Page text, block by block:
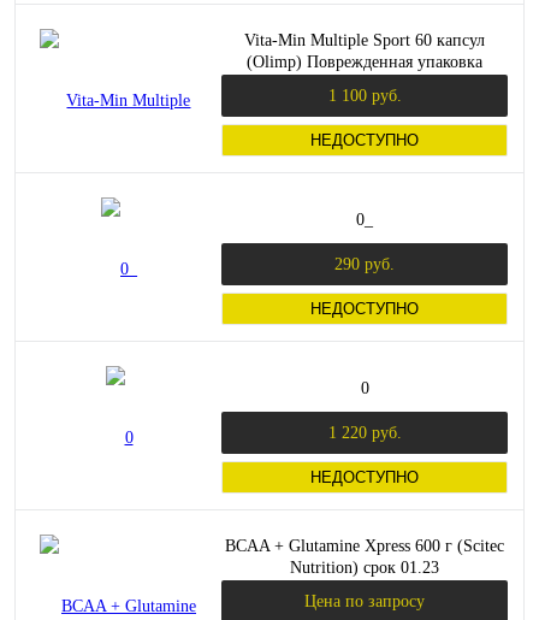
Vita-Min Multiple Sport 60 капсул
(Olimp) Поврежденная упаковка
1 100 руб.
НЕДОСТУПНО
0_
290 руб.
НЕДОСТУПНО
0
1 220 руб.
НЕДОСТУПНО
BCAA + Glutamine Xpress 600 г (Scitec
Nutrition) срок 01.23
Цена по запросу